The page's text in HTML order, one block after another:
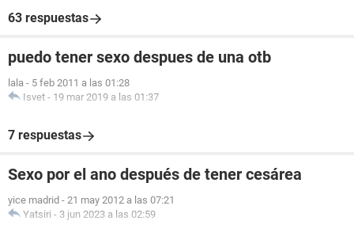
63 respuestas
puedo tener sexo despues de una otb
lala - 5 feb 2011 a las 01:28
Isvet - 19 mar 2019 a las 01:37
7 respuestas
Sexo por el ano después de tener cesárea
yice madrid - 21 may 2012 a las 07:21
Yatsiri - 3 jun 2023 a las 02:59